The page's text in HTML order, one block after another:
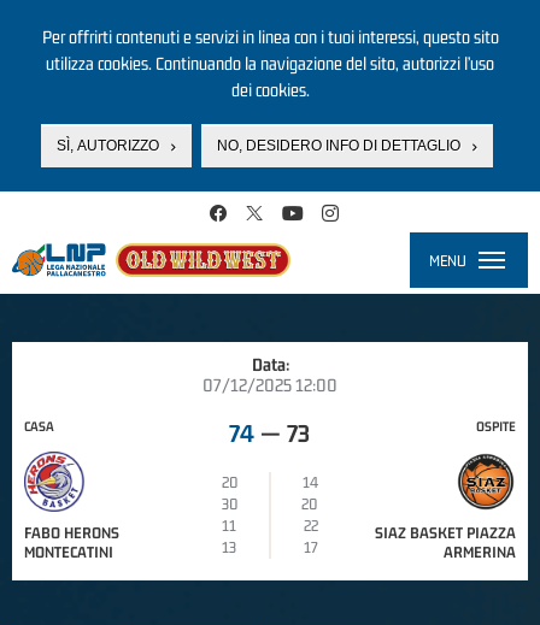
Per offrirti contenuti e servizi in linea con i tuoi interessi, questo sito
utilizza cookies. Continuando la navigazione del sito, autorizzi l’uso
dei cookies.
SÌ, AUTORIZZO NO, DESIDERO INFO DI DETTAGLIO
MENU
Data:
07/12/2025 12:00
CASA
FABO HERONS
MONTECATINI
74 — 73
20
14
30
20
11
22
13
17
OSPITE
SIAZ BASKET PIAZZA
ARMERINA